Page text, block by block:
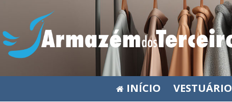
INÍCIO VESTUÁRIO